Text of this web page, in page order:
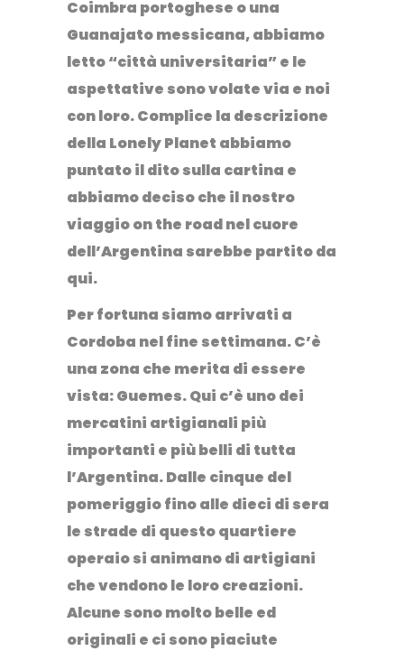
Coimbra portoghese o una
Guanajato messicana, abbiamo
letto “città universitaria” e le
aspettative sono volate via e noi
con loro. Complice la descrizione
della Lonely Planet abbiamo
puntato il dito sulla cartina e
abbiamo deciso che il nostro
viaggio on the road nel cuore
dell’Argentina sarebbe partito da
qui.
Per fortuna siamo arrivati a
Cordoba nel fine settimana. C’è
una zona che merita di essere
vista: Guemes. Qui c’è uno dei
mercatini artigianali più
importanti e più belli di tutta
l’Argentina. Dalle cinque del
pomeriggio fino alle dieci di sera
le strade di questo quartiere
operaio si animano di artigiani
che vendono le loro creazioni.
Alcune sono molto belle ed
originali e ci sono piaciute